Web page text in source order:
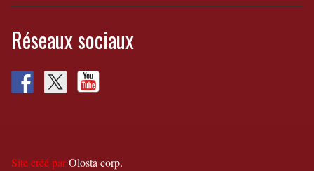
Réseaux sociaux
Site créé parOlosta corp.